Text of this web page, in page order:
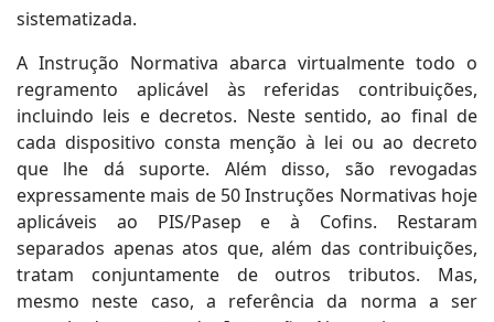
sistematizada.
A Instrução Normativa abarca virtualmente todo o
regramento aplicável às referidas contribuições,
incluindo leis e decretos. Neste sentido, ao final de
cada dispositivo consta menção à lei ou ao decreto
que lhe dá suporte. Além disso, são revogadas
expressamente mais de 50 Instruções Normativas hoje
aplicáveis ao PIS/Pasep e à Cofins. Restaram
separados apenas atos que, além das contribuições,
tratam conjuntamente de outros tributos. Mas,
mesmo neste caso, a referência da norma a ser